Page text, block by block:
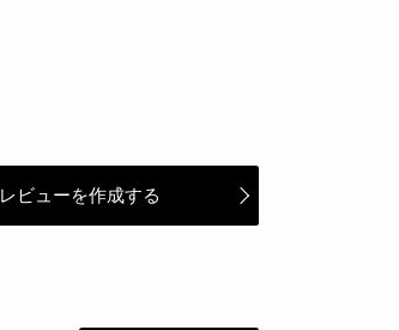
レビューを作成する